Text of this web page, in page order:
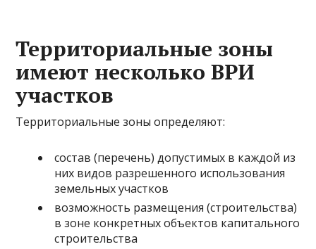
Территориальные зоны
имеют несколько ВРИ
участков
Территориальные зоны определяют:
состав (перечень) допустимых в каждой из
них видов разрешенного использования
земельных участков
возможность размещения (строительства)
в зоне конкретных объектов капитального
строительства